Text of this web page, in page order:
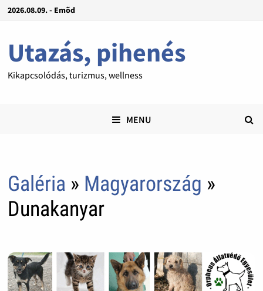
2026.08.09. - Emõd
Utazás, pihenés
Kikapcsolódás, turizmus, wellness
MENU
Galéria » Magyarország »
Dunakanyar